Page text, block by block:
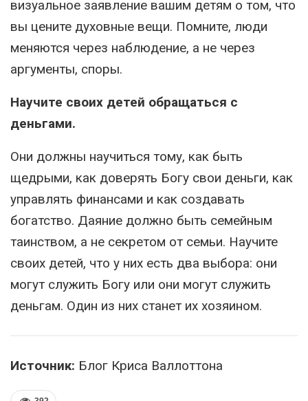
визуальное заявление вашим детям о том, что
вы цените духовные вещи. Помните, люди
меняются через наблюдение, а не через
аргументы, споры.
Научите своих детей обращаться с
деньгами.
Они должны научиться тому, как быть
щедрыми, как доверять Богу свои деньги, как
управлять финансами и как создавать
богатство. Даяние должно быть семейным
таинством, а не секретом от семьи. Научите
своих детей, что у них есть два выбора: они
могут служить Богу или они могут служить
деньгам. Один из них станет их хозяином.
Источник: Блог Криса Валлоттона